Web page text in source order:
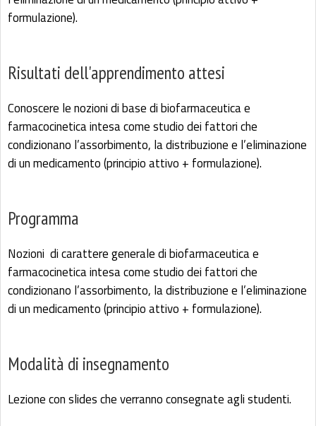
formulazione).
Risultati dell'apprendimento attesi
Conoscere le nozioni di base di biofarmaceutica e
farmacocinetica intesa come studio dei fattori che
condizionano l’assorbimento, la distribuzione e l’eliminazione
di un medicamento (principio attivo + formulazione).
Programma
Nozioni di carattere generale di biofarmaceutica e
farmacocinetica intesa come studio dei fattori che
condizionano l’assorbimento, la distribuzione e l’eliminazione
di un medicamento (principio attivo + formulazione).
Modalità di insegnamento
Lezione con slides che verranno consegnate agli studenti.